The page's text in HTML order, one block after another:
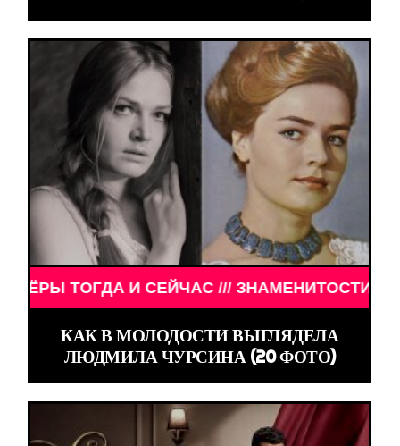
И СЕЙЧАС /// ЗНАМЕНИТОСТИ /// АКТЁРЫ
КАК В МОЛОДОСТИ ВЫГЛЯДЕЛА
ЛЮДМИЛА ЧУРСИНА (20 ФОТО)